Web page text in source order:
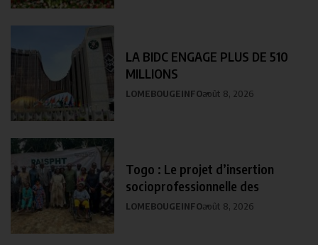
LA BIDC ENGAGE PLUS DE 510
MILLIONS
LOMEBOUGEINFOaoût 8, 2026
Togo : Le projet d’insertion
socioprofessionnelle des
LOMEBOUGEINFOaoût 8, 2026